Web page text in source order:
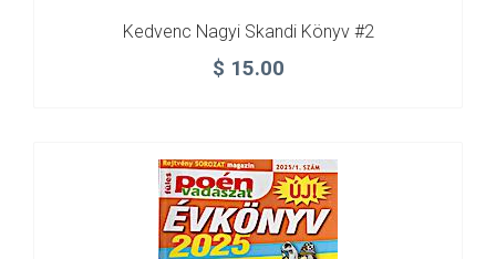
Kedvenc Nagyi Skandi Könyv #2
$ 15.00